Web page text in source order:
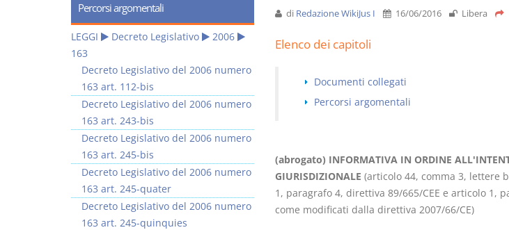
di Redazione WikiJus I 16/06/2016 Libera
Elenco dei capitoli
Documenti collegati
Percorsi argomentali
(abrogato) INFORMATIVA IN ORDINE
GIURISDIZIONALE (articolo 44, comma 3, lettere
1, paragrafo 4, direttiva 89/665/CEE e articolo 1,
come modificati dalla direttiva 2007/66/CE)
Percorsi argomentali
LEGGI Decreto Legislativo
2006
163
Decreto Legislativo del 2006 numero
163 art. 112-bis
Decreto Legislativo del 2006 numero
163 art. 243-bis
Decreto Legislativo del 2006 numero
163 art. 245-bis
Decreto Legislativo del 2006 numero
163 art. 245-quater
Decreto Legislativo del 2006 numero
163 art. 245-quinquies